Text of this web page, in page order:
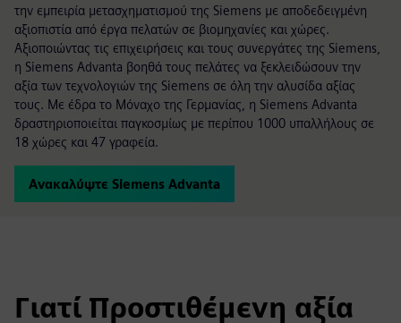
την εμπειρία μετασχηματισμού της Siemens με αποδεδειγμένη
αξιοπιστία από έργα πελατών σε βιομηχανίες και χώρες.
Αξιοποιώντας τις επιχειρήσεις και τους συνεργάτες της Siemens,
η Siemens Advanta βοηθά τους πελάτες να ξεκλειδώσουν την
αξία των τεχνολογιών της Siemens σε όλη την αλυσίδα αξίας
τους. Με έδρα το Μόναχο της Γερμανίας, η Siemens Advanta
δραστηριοποιείται παγκοσμίως με περίπου 1000 υπαλλήλους σε
18 χώρες και 47 γραφεία.
Ανακαλύψτε Siemens Advanta
Γιατί Προστιθέμενη αξία